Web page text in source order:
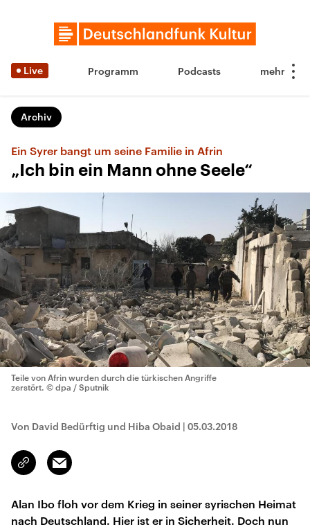
Live Programm Podcasts
Archiv
Ein Syrer bangt um seine Familie in Afrin
„Ich bin ein Mann ohne Seele“
Teile von Afrin wurden durch die türkischen Angriffe
zerstört. © dpa / Sputnik
Von David Bedürftig und Hiba Obaid | 05.03.2018
Link
kopieren/teilen
Email
Alan Ibo floh vor dem Krieg in seiner syrischen Heimat
nach Deutschland. Hier ist er in Sicherheit. Doch nun